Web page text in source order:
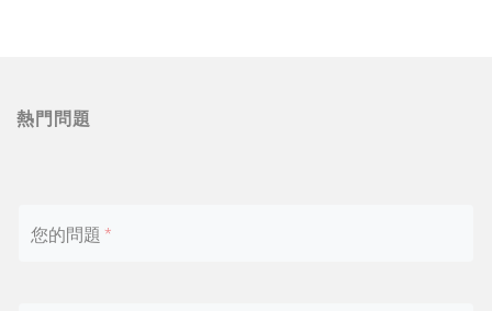
熱門問題
您的問題